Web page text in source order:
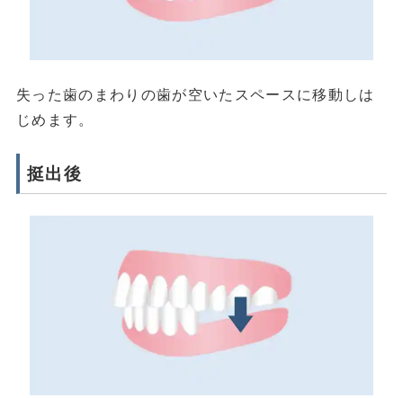
失った歯のまわりの歯が空いたスペースに移動しは
じめます。
挺出後